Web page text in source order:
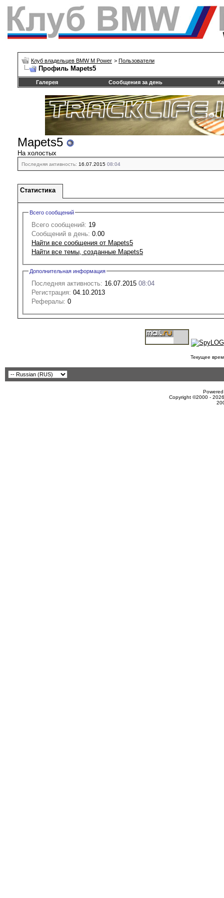
Клуб владельцев BMW M Power > Пользователи
Профиль Mapets5
Галерея Сообщения за день
Mapets5
На холостых
Последняя активность: 16.07.2015 08:04
Статистика
Всего сообщений
Всего сообщений: 19
Сообщений в день: 0.00
Найти все сообщения от Mapets5
Найти все темы, созданные Mapets5
Дополнительная информация
Последняя активность: 16.07.2015 08:04
Регистрация: 04.10.2013
Рефералы: 0
Текущее
Copyright ©2000 -